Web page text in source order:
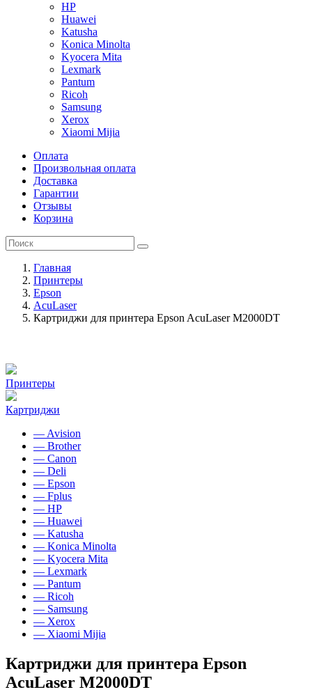
HP
Huawei
Katusha
Konica Minolta
Kyocera Mita
Lexmark
Pantum
Ricoh
Samsung
Xerox
Xiaomi Mijia
Оплата
Произвольная оплата
Доставка
Гарантии
Отзывы
Корзина
Главная
Принтеры
Epson
AcuLaser
Картриджи для принтера Epson AcuLaser M2000DT
Принтеры
Картриджи
— Avision
— Brother
— Canon
— Deli
— Epson
— Fplus
— HP
— Huawei
— Katusha
— Konica Minolta
— Kyocera Mita
— Lexmark
— Pantum
— Ricoh
— Samsung
— Xerox
— Xiaomi Mijia
Картриджи для принтера Epson
AcuLaser M2000DT